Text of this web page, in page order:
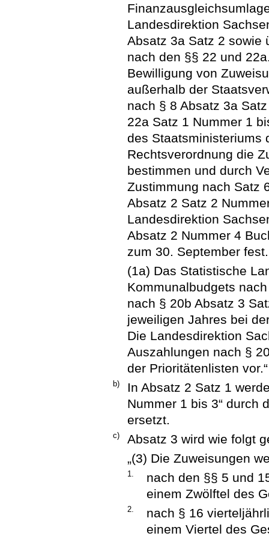
Landesdirektion
Absatz 3a Satz 2 sowie
nach den §§ 22 und
Bewilligung von
außerhalb der
nach § 8 Absatz 3a
22a Satz 1 Nummer 1
des Staatsministeriums
Rechtsverordnung die
bestimmen und durch
Zustimmung nach Satz
Absatz 2 Satz 2
Landesdirektion
Absatz 2 Nummer 4
zum 30. September fest.
(1a) Das Statistische
Kommunalbudgets
nach § 20b Absatz 3
jeweiligen Jahres bei
Die Landesdirektion
Auszahlungen nach §
der Prioritätenlisten vor.“
b)
In Absatz 2 Satz 1
Nummer 1 bis 3“ durch
ersetzt.
c)
Absatz 3 wird wie folgt
„(3) Die Zuweisungen
1.
nach den §§ 5 und
einem Zwölftel des
2.
nach § 16
einem Viertel des